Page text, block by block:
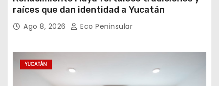
raíces que dan identidad a Yucatán
Ago 8, 2026 Eco Peninsular
YUCATÁN